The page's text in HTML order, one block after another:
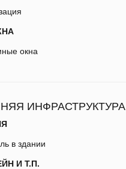
окна
ИНФРАСТРУКТУРА
в здании
И Т.П.